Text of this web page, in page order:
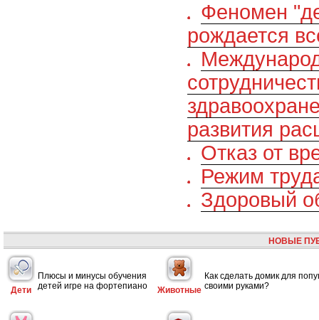
Феномен
рождается
развития
Отказ от
Режим
Здоровый
НОВЫЕ
Дети
Плюсы и минусы обучения
детей игре на фортепиано
Животные
Как сделать домик для
своими руками?